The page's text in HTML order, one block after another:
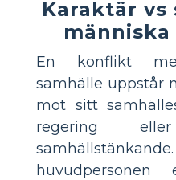
Karaktär vs
En konflikt
samhälle uppstår
mot sitt
regering